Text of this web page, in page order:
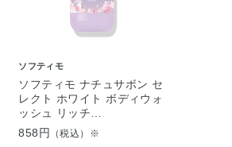
ソフティモ
ソフティモ ナチュサボン セ
レクト ホワイト ボディウォ
ッシュ リッチ…
858円
（税込）※